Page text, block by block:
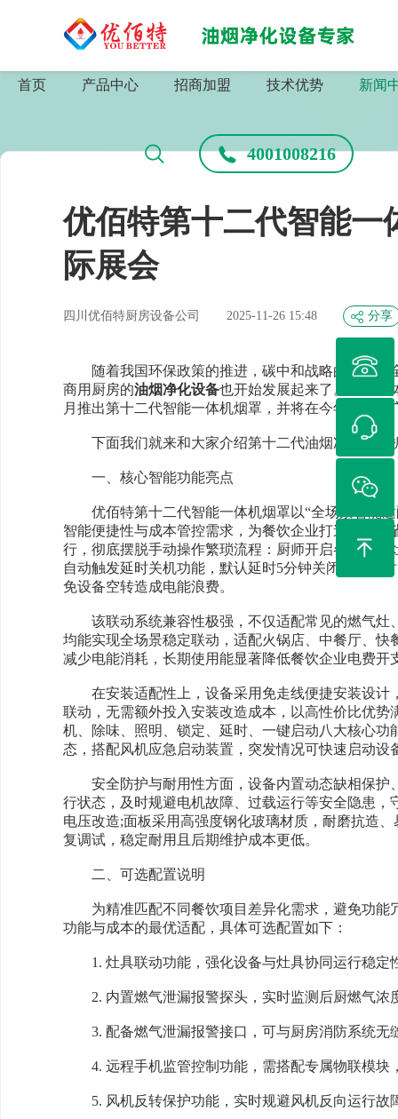
首页 产品中心 招商加盟 技术优势 新闻
4001008216
优佰特第十二代智能一
际展会
四川优佰特厨房设备公司 2025-11-26 15:48 分享
随着我国环保政策的推进，碳中和战略的实施
商用厨房的油烟净化设备也开始发展起来了。智能一
月推出第十二代智能一体机烟罩，并将在今年12月的
下面我们就来和大家介绍第十二代油烟净化一体
一、核心智能功能亮点
优佰特第十二代智能一体机烟罩以“全场景智能适
智能便捷性与成本管控需求，为餐饮企业打造高效
行，彻底摆脱手动操作繁琐流程：厨师开启各类厨
自动触发延时关机功能，默认延时5分钟关闭，且延
免设备空转造成电能浪费。
该联动系统兼容性极强，不仅适配常见的燃气灶
均能实现全场景稳定联动，适配火锅店、中餐厅、
减少电能消耗，长期使用能显著降低餐饮企业电费
在安装适配性上，设备采用免走线便捷安装设计
联动，无需额外投入安装改造成本，以高性价比优
机、除味、照明、锁定、延时、一键启动八大核心
态，搭配风机应急启动装置，突发情况可快速启动
安全防护与耐用性方面，设备内置动态缺相保护
行状态，及时规避电机故障、过载运行等安全隐患
电压改造;面板采用高强度钢化玻璃材质，耐磨抗造
复调试，稳定耐用且后期维护成本更低。
二、可选配置说明
为精准匹配不同餐饮项目差异化需求，避免功能
功能与成本的最优适配，具体可选配置如下：
1. 灶具联动功能，强化设备与灶具协同运行稳定
2. 内置燃气泄漏报警探头，实时监测后厨燃气浓
3. 配备燃气泄漏报警接口，可与厨房消防系统无
4. 远程手机监管控制功能，需搭配专属物联模块
5. 风机反转保护功能，实时规避风机反向运行故